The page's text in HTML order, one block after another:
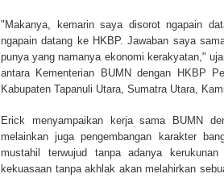
"Makanya, kemarin saya disorot ngapain
ngapain datang ke HKBP. Jawaban saya
punya yang namanya ekonomi kerakyatan,"
antara Kementerian BUMN dengan HKBP
Kabupaten Tapanuli Utara, Sumatra Utara,
Erick menyampaikan kerja sama BUMN
melainkan juga pengembangan karakter
mustahil terwujud tanpa adanya
kekuasaan tanpa akhlak akan melahirkan